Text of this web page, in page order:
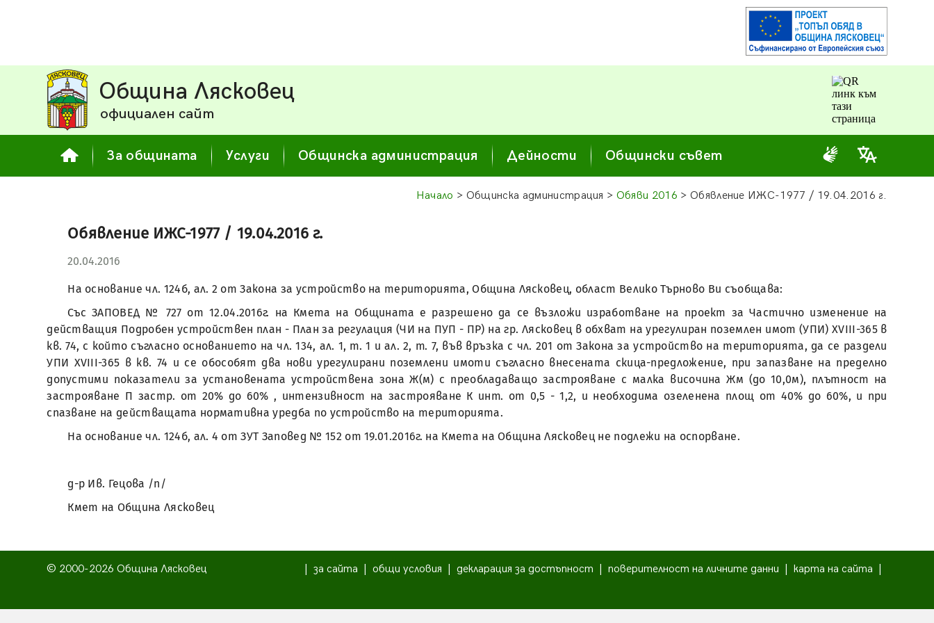
Община Лясковец
официален сайт
За общината Услуги Общинска администрация Дейности Общински съвет
Начало > Общинска администрация > Обяви 2016 > Обявление ИЖС-1977 / 19.04.2016 г.
Обявление ИЖС-1977 / 19.04.2016 г.
20.04.2016
На основание чл. 124б, ал. 2 от Закона за устройство на територията, Община Лясковец, област Велико Търново Ви съобщава:
Със ЗАПОВЕД № 727 от 12.04.2016г. на Кмета на Общината е разрешено да се възложи изработване на проект за Частично изменение на
действащия Подробен устройствен план - План за регулация (ЧИ на ПУП - ПР) на гр. Лясковец в обхват на урегулиран поземлен имот (УПИ) ХVІІІ-365 в
кв. 74, с който съгласно основанието на чл. 134, ал. 1, т. 1 и ал. 2, т. 7, във връзка с чл. 201 от Закона за устройство на територията, да се раздели
УПИ ХVІІІ-365 в кв. 74 и се обособят два нови урегулирани поземлени имоти съгласно внесената скица-предложение, при запазване на пределно
допустими показатели за установената устройствена зона Ж(м) с преобладаващо застрояване с малка височина Жм (до 10,0м), плътност на
застрояване П застр. от 20% до 60% , интензивност на застрояване К инт. от 0,5 - 1,2, и необходима озеленена площ от 40% до 60%, и при
спазване на действащата нормативна уредба по устройство на територията.
На основание чл. 124б, ал. 4 от ЗУТ Заповед № 152 от 19.01.2016г. на Кмета на Община Лясковец не подлежи на оспорване.
д-р Ив. Гецова /п/
Кмет на Община Лясковец
© 2000-2026 Община Лясковец за сайта общи условия декларация за достъпност поверителност на личните данни карта на сайта